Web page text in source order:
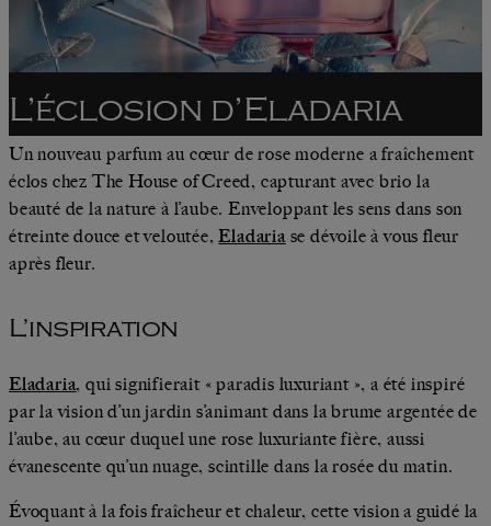
L’éclosion d’Eladaria
Un nouveau parfum au cœur de rose moderne a fraîchement
éclos chez The House of Creed, capturant avec brio la
beauté de la nature à l’aube. Enveloppant les sens dans son
étreinte douce et veloutée,Eladaria se dévoile à vous fleur
après fleur.
L’inspiration
Eladaria, qui signifierait « paradis luxuriant », a été inspiré
par la vision d’un jardin s’animant dans la brume argentée de
l’aube, au cœur duquel une rose luxuriante fière, aussi
évanescente qu’un nuage, scintille dans la rosée du matin.
Évoquant à la fois fraîcheur et chaleur, cette vision a guidé la